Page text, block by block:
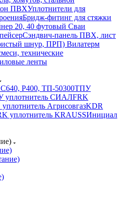
ПВХУплотнители для
Бридж-фитинг для стяжки
20, 40 футовый Сваи
Сэндвич-панель ПВХ, лист
шнур, ПРП) Вилатерм
технические
ленты
С640, Р400, ТП-50300ТПУ
уплотнитель СИАЛFRK
уплотнитель АгрисовгазKDR
уплотнитель KRAUSSИнициал